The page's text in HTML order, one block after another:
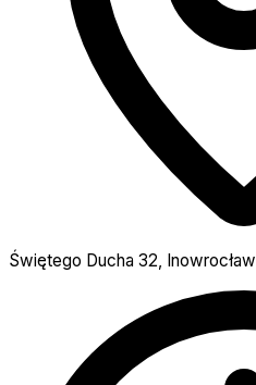
Świętego Ducha 32, Inowrocław